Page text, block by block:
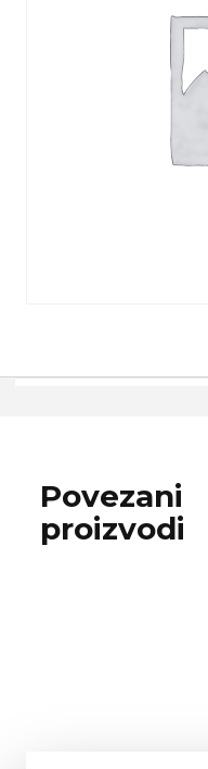
Povezani
proizvodi